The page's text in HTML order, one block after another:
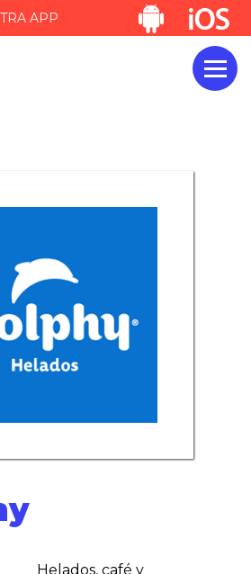
APP
Helados, café y